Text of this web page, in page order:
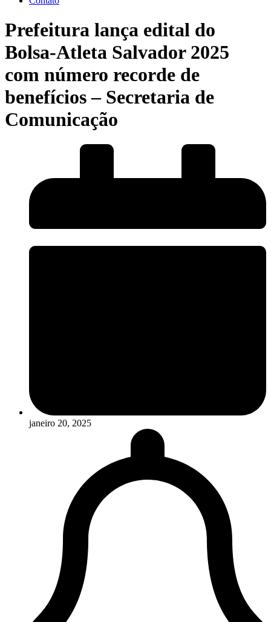
Prefeitura lança edital do
Bolsa-Atleta Salvador 2025
com número recorde de
benefícios – Secretaria de
Comunicação
janeiro 20, 2025